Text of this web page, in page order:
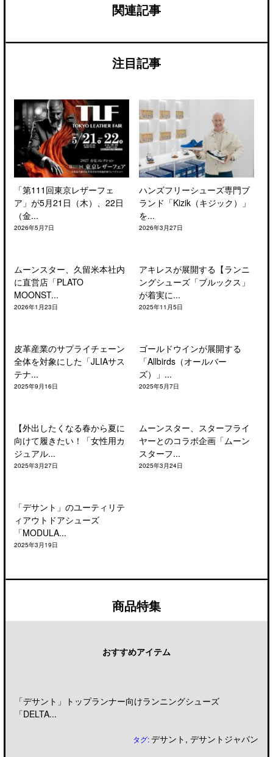
関連記事
注目記事
「第111回東京レザーフェ
ア」が5月21日（木）、22日
（金...
2026年5月7日
ハンズフリーシューズ専門ブ
ランド「Kizik（キジック）」
を...
2026年3月27日
ムーンスター、久留米本社内
に直営店「PLATO
MOONST...
2026年1月23日
アキレスが展開する【ランニ
ングシューズ「ブルックス」
が着実に...
2025年11月5日
皮革産業のサプライチェーン
全体を対象にした「JLIAサス
テナ...
2025年9月16日
ゴールドウインが展開する
「Allbirds（オールバー
ズ）」...
2025年5月7日
【外出したくなる春から夏に
向けて履きたい！「女性用カ
ジュアル...
2025年3月27日
ムーンスター、スターフライ
ヤーとのコラボ企画「ムーン
スターフ...
2025年3月24日
「デサント」のユーティリテ
ィアウトドアシューズ
「MODULA...
2025年3月19日
商品特集
おすすめアイテム
「デサント」トップランナー向けランニングシューズ
「DELTA...
タグ:デサント ,デサントジャパン